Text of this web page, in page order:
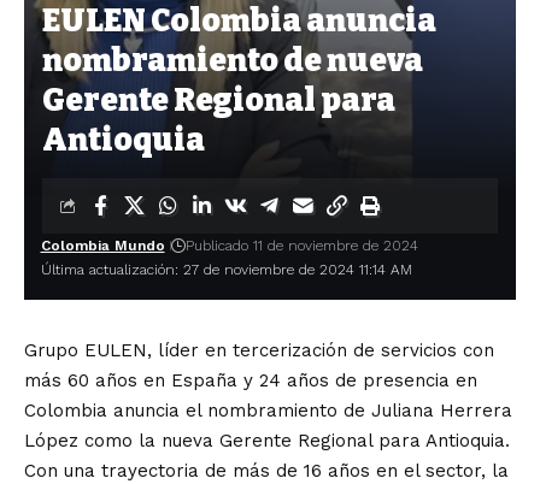
EULEN Colombia anuncia
nombramiento de nueva
Gerente Regional para
Antioquia
Última actualización: 27 de noviembre de 2024 11:14 AM
Colombia Mundo Publicado 11 de noviembre de 2024
Grupo EULEN, líder en tercerización de servicios con
más 60 años en España y 24 años de presencia en
Colombia anuncia el nombramiento de Juliana Herrera
López como la nueva Gerente Regional para Antioquia.
Con una trayectoria de más de 16 años en el sector, la